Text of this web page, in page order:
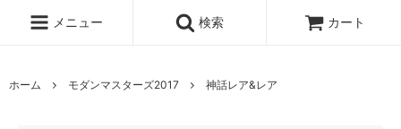
メニュー 検索 カート
ホーム モダンマスターズ2017 神話レア&レア